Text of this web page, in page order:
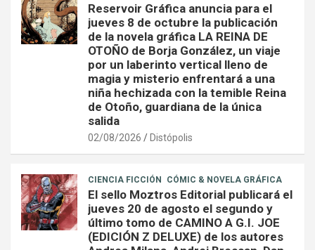
Reservoir Gráfica anuncia para el
jueves 8 de octubre la publicación
de la novela gráfica LA REINA DE
OTOÑO de Borja González, un viaje
por un laberinto vertical lleno de
magia y misterio enfrentará a una
niña hechizada con la temible Reina
de Otoño, guardiana de la única
salida
02/08/2026 Distópolis
CIENCIA FICCIÓN CÓMIC & NOVELA GRÁFICA
El sello Moztros Editorial publicará el
jueves 20 de agosto el segundo y
último tomo de CAMINO A G.I. JOE
(EDICIÓN Z DELUXE) de los autores